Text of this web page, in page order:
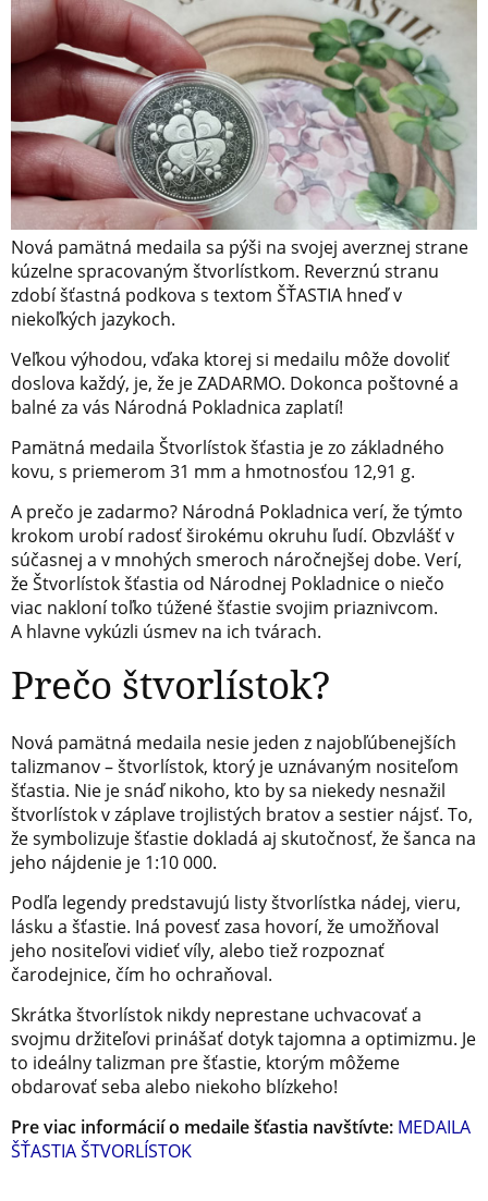
Nová pamätná medaila sa pýši na svojej averznej strane
kúzelne spracovaným štvorlístkom. Reverznú stranu
zdobí šťastná podkova s textom ŠŤASTIA hneď v
niekoľkých jazykoch.
Veľkou výhodou, vďaka ktorej si medailu môže dovoliť
doslova každý, je, že je ZADARMO. Dokonca poštovné a
balné za vás Národná Pokladnica zaplatí!
Pamätná medaila Štvorlístok šťastia je zo základného
kovu, s priemerom 31 mm a hmotnosťou 12,91 g.
A prečo je zadarmo? Národná Pokladnica verí, že týmto
krokom urobí radosť širokému okruhu ľudí. Obzvlášť v
súčasnej a v mnohých smeroch náročnejšej dobe. Verí,
že Štvorlístok šťastia od Národnej Pokladnice o niečo
viac nakloní toľko túžené šťastie svojim priaznivcom.
A hlavne vykúzli úsmev na ich tvárach.
Prečo štvorlístok?
Nová pamätná medaila nesie jeden z najobľúbenejších
talizmanov – štvorlístok, ktorý je uznávaným nositeľom
šťastia. Nie je snáď nikoho, kto by sa niekedy nesnažil
štvorlístok v záplave trojlistých bratov a sestier nájsť. To,
že symbolizuje šťastie dokladá aj skutočnosť, že šanca na
jeho nájdenie je 1:10 000.
Podľa legendy predstavujú listy štvorlístka nádej, vieru,
lásku a šťastie. Iná povesť zasa hovorí, že umožňoval
jeho nositeľovi vidieť víly, alebo tiež rozpoznať
čarodejnice, čím ho ochraňoval.
Skrátka štvorlístok nikdy neprestane uchvacovať a
svojmu držiteľovi prinášať dotyk tajomna a optimizmu. Je
to ideálny talizman pre šťastie, ktorým môžeme
obdarovať seba alebo niekoho blízkeho!
Pre viac informácií o medaile šťastia navštívte: MEDAILA
ŠŤASTIA ŠTVORLÍSTOK